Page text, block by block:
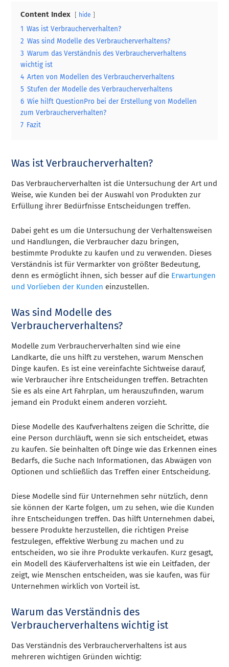
Content Index hide
1 Was ist Verbraucherverhalten?
2 Was sind Modelle des Verbraucherverhaltens?
3 Warum das Verständnis des Verbraucherverhaltens
wichtig ist
4 Arten von Modellen des Verbraucherverhaltens
5 Stufen der Modelle des Verbraucherverhaltens
6 Wie hilft QuestionPro bei der Erstellung von Modellen
zum Verbraucherverhalten?
7 Fazit
Was ist Verbraucherverhalten?
Das Verbraucherverhalten ist die Untersuchung der Art und
Weise, wie Kunden bei der Auswahl von Produkten zur
Erfüllung ihrer Bedürfnisse Entscheidungen treffen.
Dabei geht es um die Untersuchung der Verhaltensweisen
und Handlungen, die Verbraucher dazu bringen,
bestimmte Produkte zu kaufen und zu verwenden. Dieses
Verständnis ist für Vermarkter von größter Bedeutung,
denn es ermöglicht ihnen, sich besser auf die Erwartungen
und Vorlieben der Kunden einzustellen.
Was sind Modelle des
Verbraucherverhaltens?
Modelle zum Verbraucherverhalten sind wie eine
Landkarte, die uns hilft zu verstehen, warum Menschen
Dinge kaufen. Es ist eine vereinfachte Sichtweise darauf,
wie Verbraucher ihre Entscheidungen treffen. Betrachten
Sie es als eine Art Fahrplan, um herauszufinden, warum
jemand ein Produkt einem anderen vorzieht.
Diese Modelle des Kaufverhaltens zeigen die Schritte, die
eine Person durchläuft, wenn sie sich entscheidet, etwas
zu kaufen. Sie beinhalten oft Dinge wie das Erkennen eines
Bedarfs, die Suche nach Informationen, das Abwägen von
Optionen und schließlich das Treffen einer Entscheidung.
Diese Modelle sind für Unternehmen sehr nützlich, denn
sie können der Karte folgen, um zu sehen, wie die Kunden
ihre Entscheidungen treffen. Das hilft Unternehmen dabei,
bessere Produkte herzustellen, die richtigen Preise
festzulegen, effektive Werbung zu machen und zu
entscheiden, wo sie ihre Produkte verkaufen. Kurz gesagt,
ein Modell des Käuferverhaltens ist wie ein Leitfaden, der
zeigt, wie Menschen entscheiden, was sie kaufen, was für
Unternehmen wirklich von Vorteil ist.
Warum das Verständnis des
Verbraucherverhaltens wichtig ist
Das Verständnis des Verbraucherverhaltens ist aus
mehreren wichtigen Gründen wichtig: